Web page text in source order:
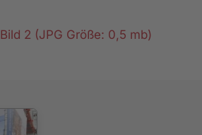
2 (JPG Größe: 0,5 mb)